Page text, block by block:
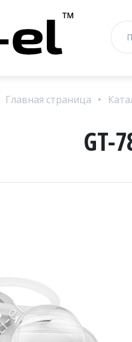
Главная страница
GT-